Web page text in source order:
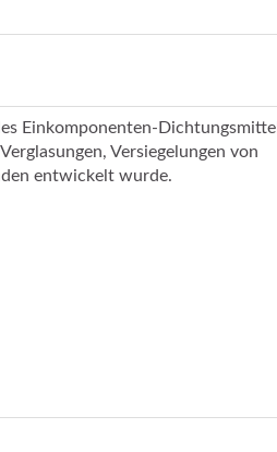
Einkomponenten-Dichtungsmittel
Versiegelungen von
entwickelt wurde.